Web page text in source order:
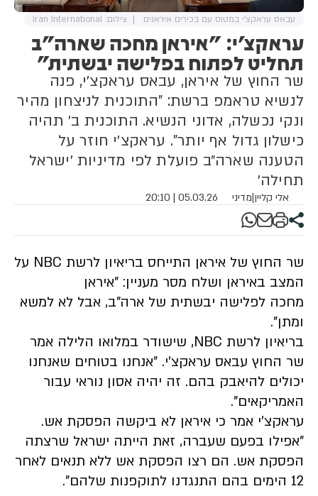
עראקצ'י: "איראן מחכה שארה"ב
תחליט לפתוח בפלישה יבשתית"
שר החוץ של איראן, עבאס עראקצ׳י, פנה
לנשיא טראמפ ברשת: "התוכנית לניצחון מהיר
ונקי נכשלה, אדוני הנשיא. התוכנית ב׳ תהיה
כישלון גדול אף יותר". עראקצ׳י חוזר על
הטענה שארה״ב פועלת לפי מדיניות ׳ישראל
תחילה׳
אלי קליין|מדיני 05.03.26 | 20:10
עבאס עראקצ'י במטוס עם בכירים איראנים צילום: Iran International
שר החוץ של איראן התייחס בריאיון לרשת NBC על
המצב באיראן ושלח מסר מעניין: "איראן
מחכה לפלישה יבשתית של ארה"ב, אבל לא למשא
ומתן".
בריאיון לרשת NBC, שישודר במלואו הלילה אמר
שר החוץ עבאס עראקצ'י. "אנחנו בטוחים שאנחנו
יכולים להיאבק בהם. זה יהיה אסון נוראי עבור
האמריקאים".
עראקצ'י אמר כי איראן לא ביקשה הפסקת אש.
"אפילו בפעם שעברה, זאת הייתה ישראל שרצתה
הפסקת אש. הם רצו הפסקת אש ללא תנאים לאחר
12 הימים בהם התנגדנו לתוקפנות שלהם".